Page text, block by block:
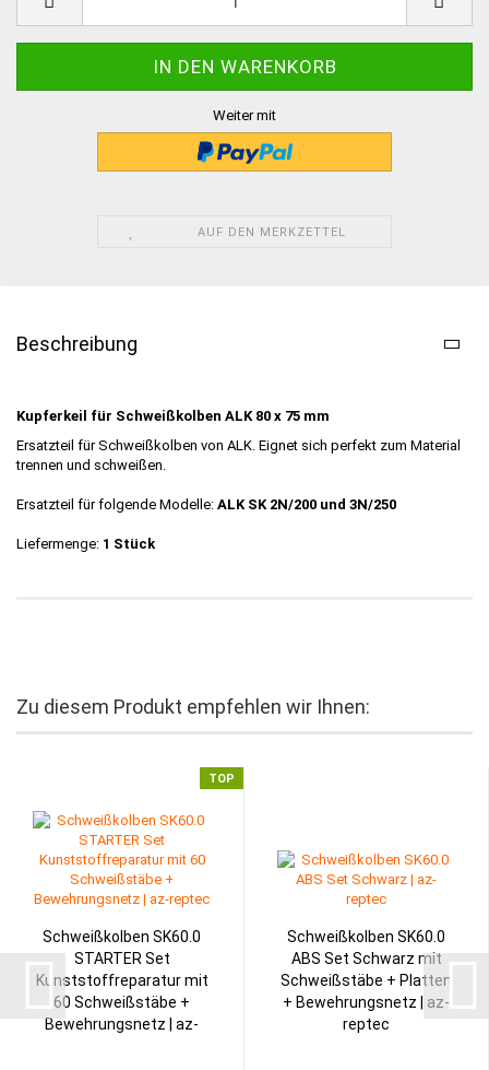
Weiter mit
AUF DEN MERKZETTEL
Beschreibung
Kupferkeil für Schweißkolben ALK 80 x 75 mm
Ersatzteil für Schweißkolben von ALK. Eignet sich perfekt zum Material
trennen und schweißen.
Ersatzteil für folgende Modelle: ALK SK 2N/200 und 3N/250
Liefermenge: 1 Stück
Zu diesem Produkt empfehlen wir Ihnen:
TOP
Schweißkolben SK60.0
STARTER Set
Kunststoffreparatur mit
60 Schweißstäbe +
Bewehrungsnetz | az-
Schweißkolben SK60.0
ABS Set Schwarz mit
Schweißstäbe + Platten
+ Bewehrungsnetz | az-
reptec